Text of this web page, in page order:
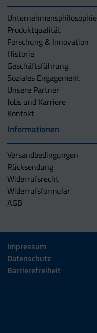
Unternehmens­philosophie
Produktqualität
Forschung & Innovation
Historie
Geschäftsführung
Soziales Engagement
Unsere Partner
Jobs und Karriere
Kontakt
Informationen
Versandbedingungen
Rücksendung
Widerrufsrecht
Widerrufsformular
AGB
Impressum
Datenschutz
Barrierefreiheit